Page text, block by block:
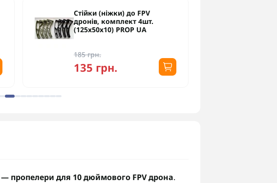
Cтійки (ніжки) до FPV
дронів, комплект 4шт.
(125х50х10) PROP UA
185 грн.
135 грн.
— пропелери для 10 дюймового FPV дрона.